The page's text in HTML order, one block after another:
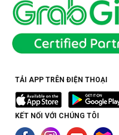
TẢI APP TRÊN ĐIỆN THOẠI
KẾT NỐI VỚI CHÚNG TÔI